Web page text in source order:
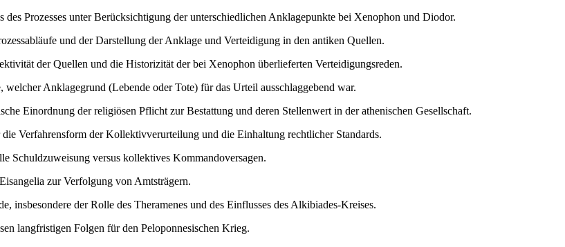
Prozesses unter Berücksichtigung der unterschiedlichen Anklagepunkte bei Xenophon und Diodor.
und der Darstellung der Anklage und Verteidigung in den antiken Quellen.
der Quellen und die Historizität der bei Xenophon überlieferten Verteidigungsreden.
welcher Anklagegrund (Lebende oder Tote) für das Urteil ausschlaggebend war.
Einordnung der religiösen Pflicht zur Bestattung und deren Stellenwert in der athenischen Gesellschaft.
Verfahrensform der Kollektivverurteilung und die Einhaltung rechtlicher Standards.
Schuldzuweisung versus kollektives Kommandoversagen.
zur Verfolgung von Amtsträgern.
insbesondere der Rolle des Theramenes und des Einflusses des Alkibiades-Kreises.
langfristigen Folgen für den Peloponnesischen Krieg.